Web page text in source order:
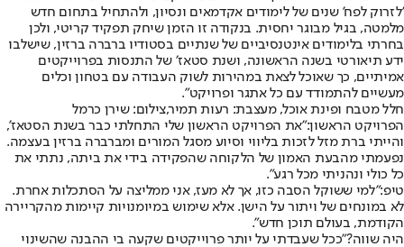
'לזרוק לפח' שנים של לימודים אקדמאים ונסיון, ולהתחיל בתחום חדש
מלמטה, בגיל מבוגר יחסית. בנקודה זו הזמן שיחק תפקיד קריטי, ולכן
בחרתי בלימודים אינטנסיביים של שנתיים בסטודיו ברברה ברזין, שישלבו
ידע תיאורטי בשנה הראשונה, ושנת סטאז׳ של התנסות בפרוייקטים
אמיתיים, כך שאוכל לצאת במהירות לשוק העבודה עם בטחון וכלים
מעשיים להתמודד עם כל אתגר ופרויקט".
חלל מטבח ופינת אוכל, מעצבת: רעות תמיר,צילום: שירן כרמל
הפרויקט הראשון:"את הפרויקט הראשון שלי התחלתי כבר בשנת הסטאז',
והייתי ברת מזל לזכות בליווי וסיוע מסגל המורים ומברברה ברזין בעצמה.
נפעמתי מהבעת האמון של הלקוחה שהפקידה בידי את ביתה, נתתי את
כל כולי ונהניתי מכל רגע".
טיפ:"למי ששוקל הסבה כזו, אך לא מעז, אני ממליצה על הסתכלות אחרת.
לא במונחים של ויתור על הישן. אלא שימוש במיומנויות קיימות מהקריירה
הקודמת, בעולם תוכן חדש".
היה שווה?"ככל שעבדתי על יותר פרוייקטים שקעה בי ההבנה שהשינוי